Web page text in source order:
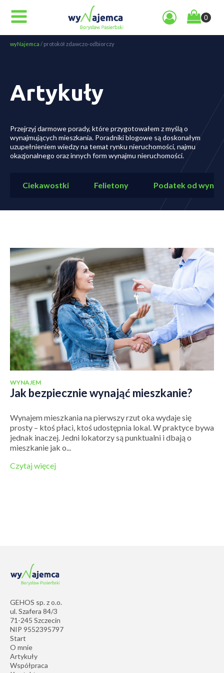
wyNajemca / protokół zdawczo-odbiorczy
Artykuły
Przejrzyj darmowe porady, które przygotowałem z myślą o
wynajmujących mieszkania. Poradniki blogowe są doskonałym
uzupełnieniem wiedzy na temat rynku nieruchomości, najmu
okazjonalnego oraz innych form wynajmu nieruchomości.
Ciekawostki Felietony Podatek od
WYNAJEM
Jak bezpiecznie wynająć mieszkanie?
Wynajem mieszkania na pierwszy rzut oka wydaje się
prosty – ktoś płaci, ktoś udostępnia lokal. W praktyce bywa
jednak inaczej. Jedni lokatorzy są punktualni i dbają o
mieszkanie jak o...
Czytaj więcej
GEHOS sp. z o.o.
ul. Szafera 84/3
71-245 Szczecin
NIP 9552395797
Start
O mnie
Artykuły
Współpraca